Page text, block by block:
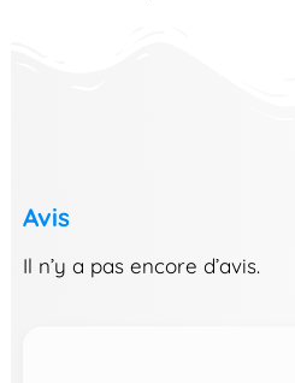
Avis
Il n’y a pas encore d’avis.